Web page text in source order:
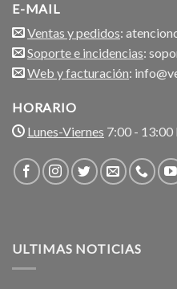
E-MAIL
Ventas y pedidos:
Soporte e incidencias:
Web y facturación:
HORARIO
Lunes-Viernes 7:00 - 13:00
ULTIMAS NOTICIAS